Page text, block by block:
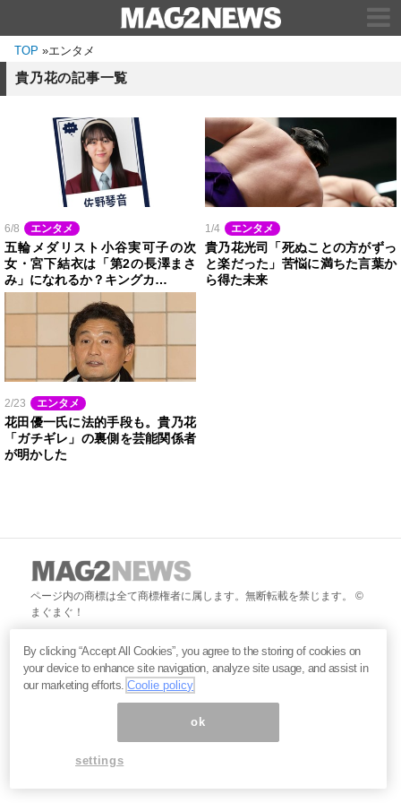
TOP »エンタメ
貴乃花の記事一覧
6/8 エンタメ
五輪メダリスト小谷実可子の次
女・宮下結衣は「第2の長澤まさ
み」になれるか？キングカ…
1/4 エンタメ
貴乃花光司「死ぬことの方がずっ
と楽だった」苦悩に満ちた言葉か
ら得た未来
2/23 エンタメ
花田優一氏に法的手段も。貴乃花
「ガチギレ」の裏側を芸能関係者
が明かした
ページ内の商標は全て商標権者に属します。無断転載を禁じます。 ©
まぐまぐ！
By clicking “Accept All Cookies”, you agree to the storing of cookies on
your device to enhance site navigation, analyze site usage, and assist in
our marketing efforts.Coolie policy
ok
settings